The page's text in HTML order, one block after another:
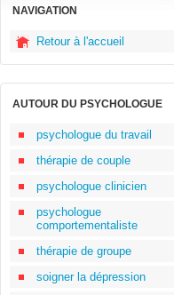
NAVIGATION
Retour à l'accueil
AUTOUR DU PSYCHOLOGUE
psychologue du travail
thérapie de couple
psychologue clinicien
psychologue
comportementaliste
thérapie de groupe
soigner la dépression